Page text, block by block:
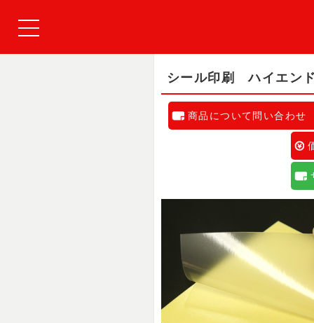
シール印刷 ハイエン
商品について問い合わせ